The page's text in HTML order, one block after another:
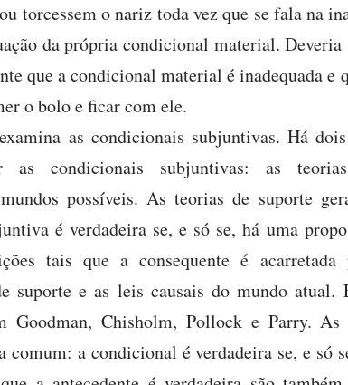
torcessem o nariz toda vez que se fala na
da própria condicional material.
que a condicional material é inadequada e
o bolo e ficar com ele.
as condicionais subjuntivas. Há
as condicionais subjuntivas: as
possíveis. As teorias de suporte
é verdadeira se, e só se, há uma
tais que a consequente é
suporte e as leis causais do mundo atual.
Goodman, Chisholm, Pollock e Parry. As
comum: a condicional é verdadeira se, e só